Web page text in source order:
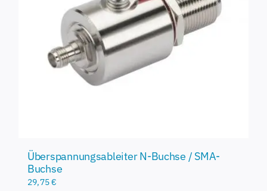
Überspannungsableiter N-Buchse / SMA-
Buchse
29,75€